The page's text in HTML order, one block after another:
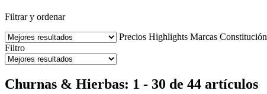
Filtrar y ordenar
Precios Highlights Marcas Constitución
Filtro
Churnas & Hierbas: 1 - 30 de 44 artículos